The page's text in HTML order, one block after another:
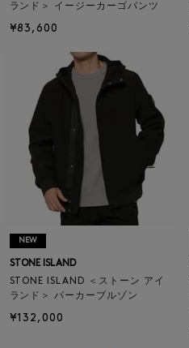
ランド＞ イージーカーゴパンツ
¥83,600
NEW
STONE ISLAND
STONE ISLAND ＜ストーン アイ
ランド＞ パーカーブルゾン
¥132,000